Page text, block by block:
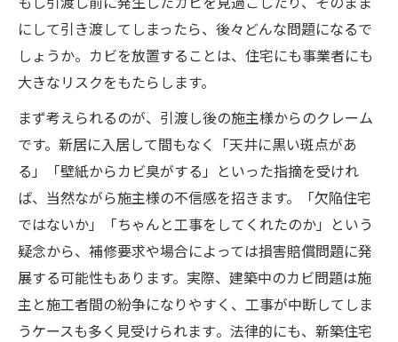
にして引き渡してしまったら、後々どんな問題になるで
しょうか。カビを放置することは、住宅にも事業者にも
大きなリスクをもたらします。
まず考えられるのが、引渡し後の施主様からのクレーム
です。新居に入居して間もなく「天井に黒い斑点があ
る」「壁紙からカビ臭がする」といった指摘を受けれ
ば、当然ながら施主様の不信感を招きます。「欠陥住宅
ではないか」「ちゃんと工事をしてくれたのか」という
疑念から、補修要求や場合によっては損害賠償問題に発
展する可能性もあります。実際、建築中のカビ問題は施
主と施工者間の紛争になりやすく、工事が中断してしま
うケースも多く見受けられます​。法律的にも、新築住宅